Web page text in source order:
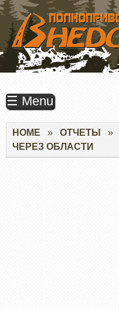
ПЕРЕЙТИ
ОСНОВНОМУ
СОДЕРЖАНИЮ
☰ Menu
Строка
навигации
HOME ОТЧЕТЫ
ЧЕРЕЗ ОБЛАСТИ